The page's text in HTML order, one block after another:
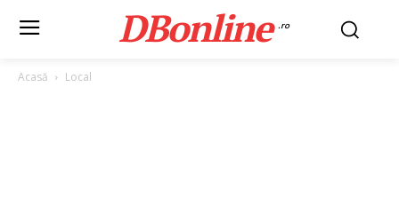
DBonline .ro
Acasă Local